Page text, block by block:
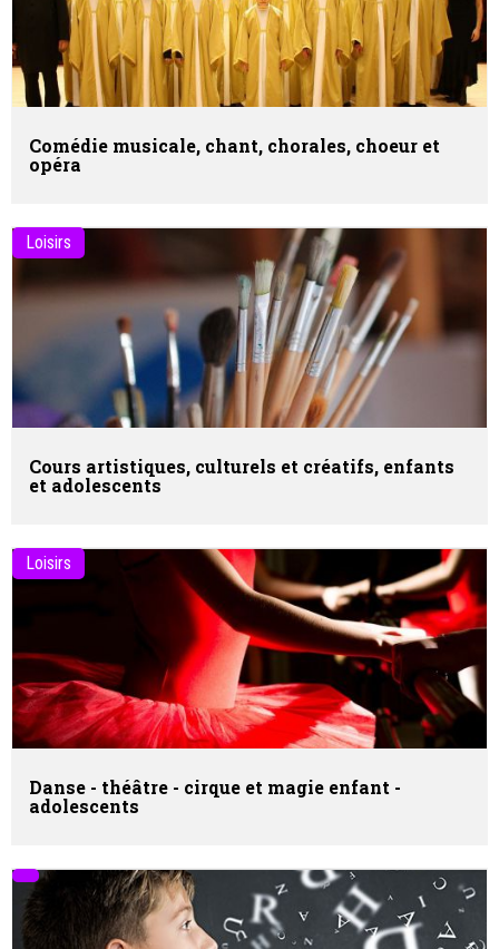
Comédie musicale, chant, chorales, choeur et
opéra
Loisirs
Cours artistiques, culturels et créatifs, enfants
et adolescents
Loisirs
Danse - théâtre - cirque et magie enfant -
adolescents